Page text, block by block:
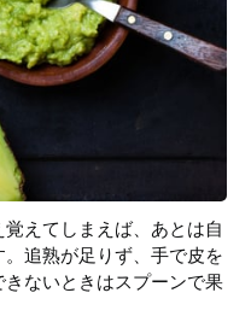
えてしまえば、あとは自
追熟が足りず、手で皮を
ないときはスプーンで果